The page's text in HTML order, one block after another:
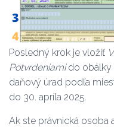
Posledný krok je vložiť
Potvrdeniamido obálky
daňový úrad podľa
do 30. apríla 2025.
Ak ste právnická osoba